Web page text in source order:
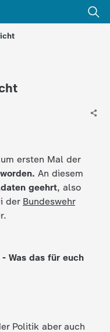
ersten Mal der
An diesem
geehrt, also
der Bundeswehr
Was das für euch
Politik aber auch